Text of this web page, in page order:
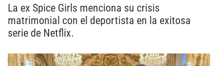
La ex Spice Girls menciona su crisis
matrimonial con el deportista en la exitosa
serie de Netflix.